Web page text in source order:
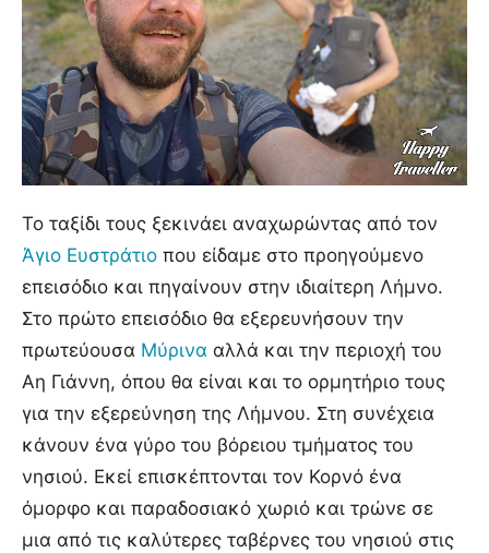
Το ταξίδι τους ξεκινάει αναχωρώντας από τον
Άγιο Ευστράτιο που είδαμε στο προηγούμενο
επεισόδιο και πηγαίνουν στην ιδιαίτερη Λήμνο.
Στο πρώτο επεισόδιο θα εξερευνήσουν την
πρωτεύουσα Μύρινα αλλά και την περιοχή του
Αη Γιάννη, όπου θα είναι και το ορμητήριο τους
για την εξερεύνηση της Λήμνου. Στη συνέχεια
κάνουν ένα γύρο του βόρειου τμήματος του
νησιού. Εκεί επισκέπτονται τον Κορνό ένα
όμορφο και παραδοσιακό χωριό και τρώνε σε
μια από τις καλύτερες ταβέρνες του νησιού στις